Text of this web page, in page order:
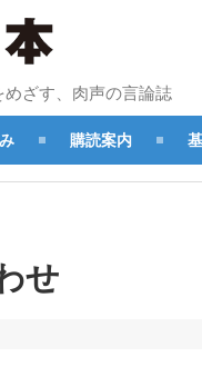
めざす、肉声の言論誌
購読案内
せ